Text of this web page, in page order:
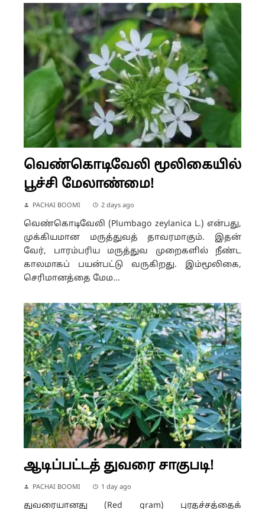
வெண்கொடிவேலி மூலிகையில்
பூச்சி மேலாண்மை!
PACHAI BOOMI 2 days ago
வெண்கொடிவேலி (Plumbago zeylanica L.) என்பது,
முக்கியமான மருத்துவத் தாவரமாகும். இதன்
வேர், பாரம்பரிய மருத்துவ முறைகளில் நீண்ட
காலமாகப் பயன்பட்டு வருகிறது. இம்மூலிகை,
செரிமானத்தை மேம...
ஆடிப்பட்டத் துவரை சாகுபடி!
PACHAI BOOMI 1 day ago
துவரையானது (Red gram) புரதச்சத்தைக்